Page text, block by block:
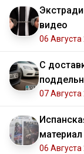
видео
06 Августа
С
07 Августа
06